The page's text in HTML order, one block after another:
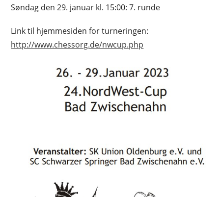
Søndag den 29. januar kl. 15:00: 7. runde
Link til hjemmesiden for turneringen:
http://www.chessorg.de/nwcup.php